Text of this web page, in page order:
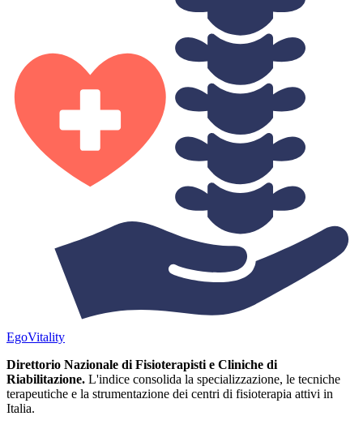
EgoVitality
Direttorio Nazionale di Fisioterapisti e Cliniche di
Riabilitazione. L'indice consolida la specializzazione, le tecniche
terapeutiche e la strumentazione dei centri di fisioterapia attivi in
Italia.